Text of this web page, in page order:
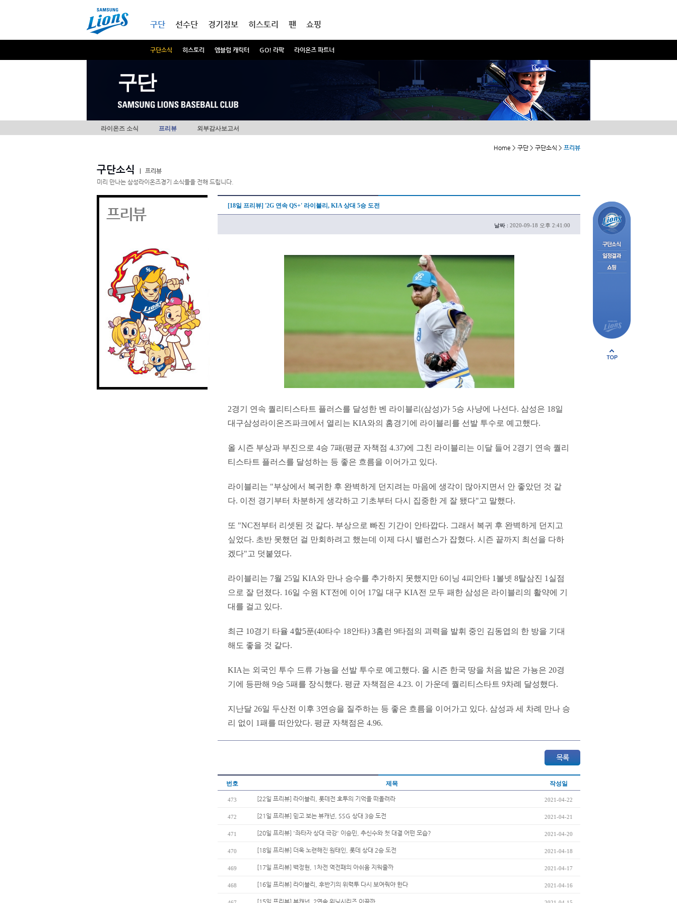
구단
구단소식 히스토리 엠블럼 캐릭터 GO! 라팍 라이온즈 파트너
선수단 경기정보 히스토리 팬 쇼핑
구단
라이온즈 소식 프리뷰 외부감사보고서
Home > 구단 > 구단소식 > 프리뷰
구단소식
프리뷰
미리 만나는 삼성라이온즈경기 소식들을 전해 드립니다.
프리뷰 [18일 프리뷰] '2G 연속 QS+' 라이블리, KIA 상대 5승 도전
날짜 : 2020-09-18 오후 2:41:00
2경기 연속 퀄리티스타트 플러스를 달성한 벤 라이블리(삼성)가 5승 사냥에 나선다. 삼성은 18일
대구삼성라이온즈파크에서 열리는 KIA와의 홈경기에 라이블리를 선발 투수로 예고했다.
올 시즌 부상과 부진으로 4승 7패(평균 자책점 4.37)에 그친 라이블리는 이달 들어 2경기 연속 퀄리
티스타트 플러스를 달성하는 등 좋은 흐름을 이어가고 있다.
라이블리는 "부상에서 복귀한 후 완벽하게 던지려는 마음에 생각이 많아지면서 안 좋았던 것 같
다. 이전 경기부터 차분하게 생각하고 기초부터 다시 집중한 게 잘 됐다"고 말했다.
또 "NC전부터 리셋된 것 같다. 부상으로 빠진 기간이 안타깝다. 그래서 복귀 후 완벽하게 던지고
싶었다. 초반 못했던 걸 만회하려고 했는데 이제 다시 밸런스가 잡혔다. 시즌 끝까지 최선을 다하
겠다"고 덧붙였다.
라이블리는 7월 25일 KIA와 만나 승수를 추가하지 못했지만 6이닝 4피안타 1볼넷 8탈삼진 1실점
으로 잘 던졌다. 16일 수원 KT전에 이어 17일 대구 KIA전 모두 패한 삼성은 라이블리의 활약에 기
대를 걸고 있다.
최근 10경기 타율 4할5푼(40타수 18안타) 3홈런 9타점의 괴력을 발휘 중인 김동엽의 한 방을 기대
해도 좋을 것 같다.
KIA는 외국인 투수 드류 가뇽을 선발 투수로 예고했다. 올 시즌 한국 땅을 처음 밟은 가뇽은 20경
기에 등판해 9승 5패를 장식했다. 평균 자책점은 4.23. 이 가운데 퀄리티스타트 9차례 달성했다.
지난달 26일 두산전 이후 3연승을 질주하는 등 좋은 흐름을 이어가고 있다. 삼성과 세 차례 만나 승
리 없이 1패를 떠안았다. 평균 자책점은 4.96.
번호 제목 작성일
473 [22일 프리뷰] 라이블리, 롯데전 호투의 기억을 떠올려라 2021-04-22
472 [21일 프리뷰] 믿고 보는 뷰캐넌, SSG 상대 3승 도전 2021-04-21
471 [20일 프리뷰] '좌타자 상대 극강' 이승민, 추신수와 첫 대결 어떤 모습? 2021-04-20
470 [18일 프리뷰] 더욱 노련해진 원태인, 롯데 상대 2승 도전 2021-04-18
469 [17일 프리뷰] 백정현, 1차전 역전패의 아쉬움 지워줄까 2021-04-17
468 [16일 프리뷰] 라이블리, 후반기의 위력투 다시 보여줘야 한다 2021-04-16
[15일 프리뷰] 뷰캐넌, 2연속 위닝시리즈 이끌까